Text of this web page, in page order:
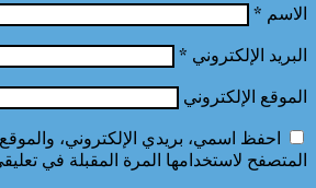
الاسم *
البريد الإلكتروني *
الموقع الإلكتروني
احفظ اسمي، بريدي الإلكتروني،
المتصفح لاستخدامها المرة المقبلة في